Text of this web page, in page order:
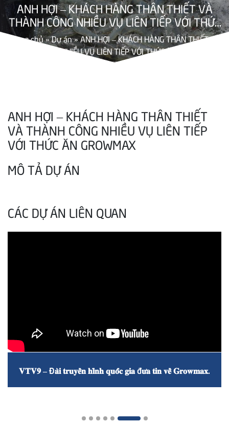
ANH HỢI – KHÁCH HÀNG THÂN THIẾT VÀ
THÀNH CÔNG NHIỀU VỤ LIÊN TIẾP VỚI THỨC
ĂN GROWMAX
Trang chủ»Dự án»ANH HỢI – KHÁCH HÀNG THÂN THIẾT VÀ
THÀNH CÔNG NHIỀU VỤ LIÊN TIẾP VỚI THỨC ĂN GROWMAX
ANH HỢI – KHÁCH HÀNG THÂN THIẾT
VÀ THÀNH CÔNG NHIỀU VỤ LIÊN TIẾP
VỚI THỨC ĂN GROWMAX
MÔ TẢ DỰ ÁN
CÁC DỰ ÁN LIÊN QUAN
𝐕𝐓𝐕𝟗 – Đ𝐚̀𝐢 𝐭𝐫𝐮𝐲𝐞̂̀𝐧 𝐡𝐢̀𝐧𝐡 𝐪𝐮𝐨̂́𝐜 𝐠𝐢𝐚 đ𝐮̛𝐚 𝐭𝐢𝐧 𝐯𝐞̂̀ 𝐆𝐫𝐨𝐰𝐦𝐚𝐱.